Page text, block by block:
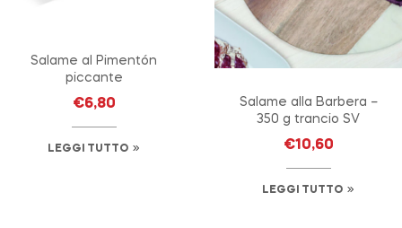
Salame al Pimentón
piccante
€6,80
LEGGI TUTTO
Salame alla Barbera –
350 g trancio SV
€10,60
LEGGI TUTTO